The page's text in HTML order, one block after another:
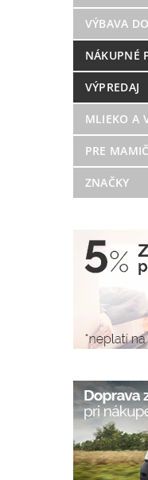
VÝBAVA
NÁKUPNÉ
VÝPREDAJ
MLIEKO A
PRE
ZNAČKY